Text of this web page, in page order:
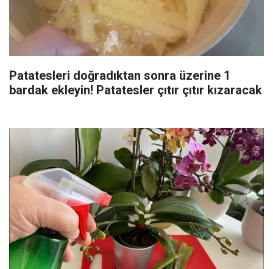
Patatesleri doğradıktan sonra üzerine 1
bardak ekleyin! Patatesler çıtır çıtır kızaracak